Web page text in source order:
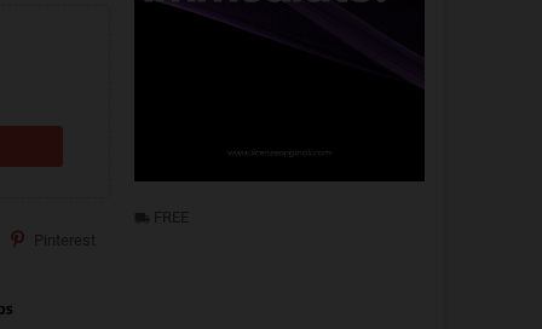
Pinterest
local_shipping FREE